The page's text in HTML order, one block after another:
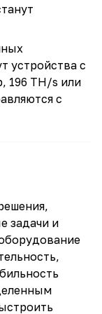
устройства с
196 TH/s или
с
задачи и